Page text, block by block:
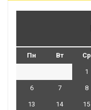
Пн Вт Ср
1
6 7 8
13 14 15